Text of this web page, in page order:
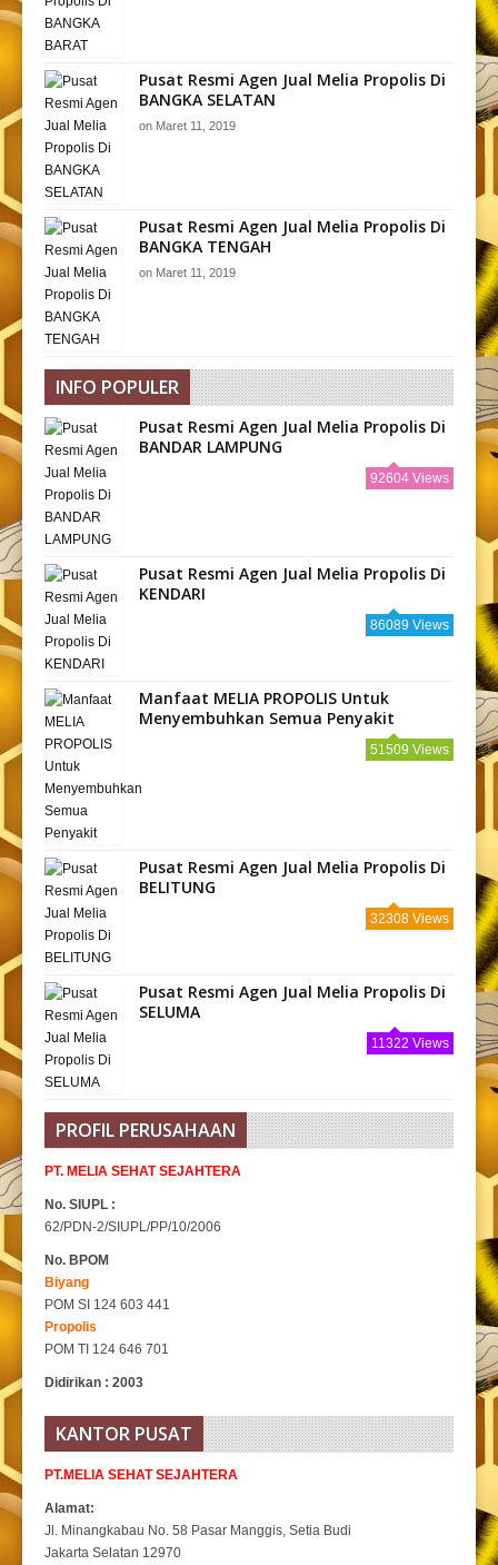
Pusat Resmi Agen Jual Melia Propolis Di
BANGKA SELATAN
on Maret 11, 2019
Pusat Resmi Agen Jual Melia Propolis Di
BANGKA TENGAH
on Maret 11, 2019
INFO POPULER
Pusat Resmi Agen Jual Melia Propolis Di
BANDAR LAMPUNG
92604 Views
Pusat Resmi Agen Jual Melia Propolis Di
KENDARI
86089 Views
Manfaat MELIA PROPOLIS Untuk
Menyembuhkan Semua Penyakit
51509 Views
Pusat Resmi Agen Jual Melia Propolis Di
BELITUNG
32308 Views
Pusat Resmi Agen Jual Melia Propolis Di
SELUMA
11322 Views
PROFIL PERUSAHAAN
PT. MELIA SEHAT SEJAHTERA
No. SIUPL :
62/PDN-2/SIUPL/PP/10/2006
No. BPOM
Biyang
POM SI 124 603 441
Propolis
POM TI 124 646 701
Didirikan : 2003
KANTOR PUSAT
PT.MELIA SEHAT SEJAHTERA
Alamat:
Jl. Minangkabau No. 58 Pasar Manggis, Setia Budi
Jakarta Selatan 12970